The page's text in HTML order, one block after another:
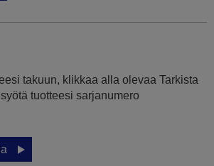
takuun, klikkaa alla olevaa Tarkista
tuotteesi sarjanumero